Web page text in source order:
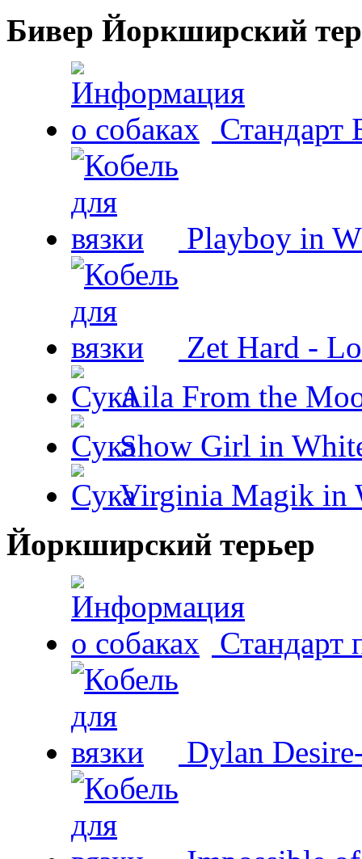
Бивер Йоркширский
Стандарт
Playboy in
Zet Hard -
Aila From the
Show Girl in
Virginia Magik in
Йоркширский терьер
Dylan